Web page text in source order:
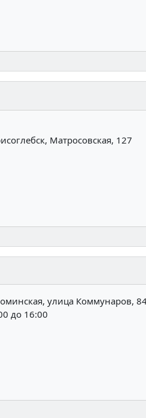
Матросовская, 127
улица Коммунаров,
до 16:00